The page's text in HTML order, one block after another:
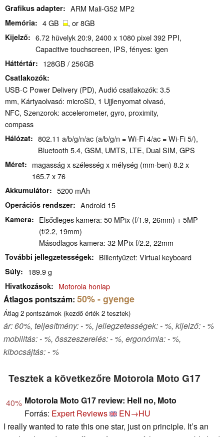
Grafikus adapter ARM Mali-G52 MP2
Memória 4 GB , or 8GB
Kijelző
6.72 hüvelyk 20:9, 2400 x 1080 pixel 392 PPI,
Capacitive touchscreen, IPS, fényes: igen
Háttértár 128GB / 256GB
Csatlakozók
USB-C Power Delivery (PD), Audió csatlakozók: 3.5
mm, Kártyaolvasó: microSD, 1 Ujjlenyomat olvasó,
NFC, Szenzorok: accelerometer, gyro, proximity,
compass
Hálózat
802.11 a/b/g/n/ac (a/b/g/n = Wi-Fi 4/ac = Wi-Fi 5/),
Bluetooth 5.4, GSM, UMTS, LTE, Dual SIM, GPS
Méret
magasság x szélesség x mélység (mm-ben) 8.2 x
165.7 x 76
Akkumulátor 5200 mAh
Operációs rendszer Android 15
Kamera
Elsődleges kamera: 50 MPix (f/1.9, 26mm) + 5MP
(f/2.2, 19mm)
Másodlagos kamera: 32 MPix f/2.2, 22mm
További jellegzetességek Billentyűzet: Virtual keyboard
Súly 189.9 g
Hivatkozások Motorola honlap
Átlagos pontszám: 50%- gyenge
Átlag 2 pontszámok (kezdő érték 2 tesztek)
ár: 60%, teljesítmény: - %, jellegzetességek: - %, kijelző: - %
mobilitás: - %, összeszerelés: - %, ergonómia: - %,
kibocsájtás: - %
Tesztek a következőre Motorola Moto G17
40% Motorola Moto G17 review: Hell no, Moto
Forrás: Expert Reviews
EN→HU
I really wanted to rate this one star, just on principle. It’s an